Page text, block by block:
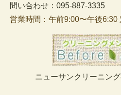
問い合わせ：095-887-3335
営業時間：午前9:00〜午後6:30
ニューサンクリーニン